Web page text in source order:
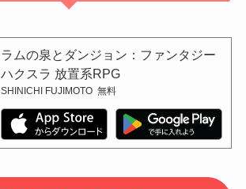
ラムの泉とダンジョン：ファンタジー
ハクスラ 放置系RPG
SHINICHI FUJIMOTO 無料